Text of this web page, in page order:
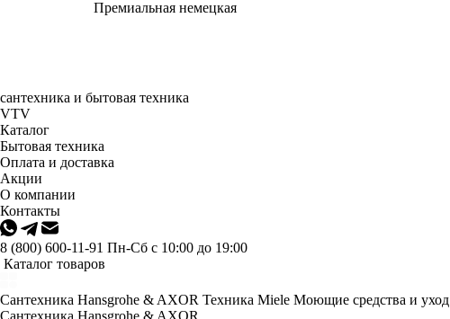
Премиальная немецкая
сантехника и бытовая техника
VTV
Каталог
Бытовая техника
Оплата и доставка
Акции
О компании
Контакты
8 (800) 600-11-91 Пн-Сб с 10:00 до 19:00
Каталог товаров
Сантехника Hansgrohe & AXOR Техника Miele Моющие средства и уход
Сантехника Hansgrohe & AXOR